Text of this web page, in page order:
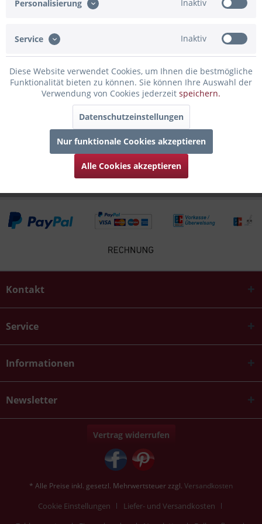
Gravur der Toronto Skyline ist der...
Bewertungen
Bewertungen lesen, schreiben und diskutieren...mehr
Infos zum Hersteller
Folgende Infos zum Hersteller sind verfübar......
4
Kunden haben sich ebenfalls angesehen
Kontakt
Service
Informationen
Newsletter
Vertrag widerrufen
* Alle Preise inkl. gesetzl. Mehrwertsteuer zzgl. Versandkosten
Cookie Einstellungen
Liefer- und Versandkosten
Personalisierung Inaktiv
Service Inaktiv
Diese Website verwendet Cookies, um Ihnen die bestmögliche
Funktionalität bieten zu können. Sie können Ihre Auswahl der
Verwendung von Cookies jederzeit speichern.
Datenschutzeinstellungen
Nur funktionale Cookies akzeptieren
Alle Cookies akzeptieren